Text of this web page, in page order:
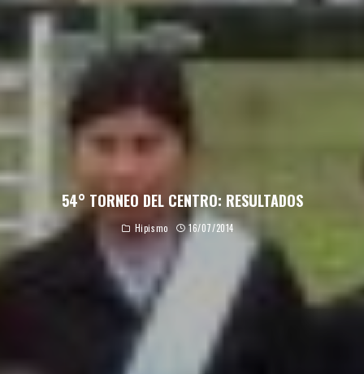
54° TORNEO DEL CENTRO: RESULTADOS
Hipismo 16/07/2014